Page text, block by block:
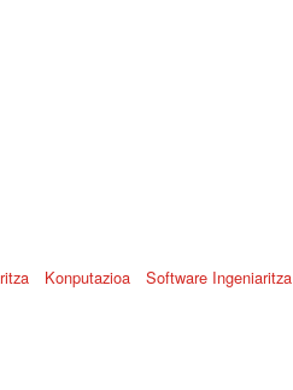
Konputazioa Software Ingeniaritza